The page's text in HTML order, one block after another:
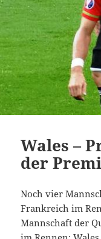
Wales –
der
Noch vier
Frankreich im
Mannschaft der